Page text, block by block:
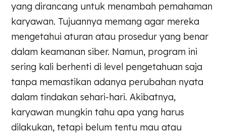
yang dirancang untuk menambah pemahaman
karyawan. Tujuannya memang agar mereka
mengetahui aturan atau prosedur yang benar
dalam keamanan siber. Namun, program ini
sering kali berhenti di level pengetahuan saja
tanpa memastikan adanya perubahan nyata
dalam tindakan sehari-hari. Akibatnya,
karyawan mungkin tahu apa yang harus
dilakukan, tetapi belum tentu mau atau